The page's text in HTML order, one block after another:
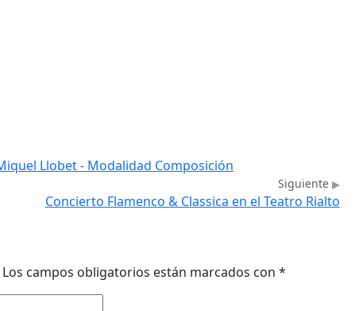
Llobet - Modalidad Composición
Siguiente
Concierto Flamenco & Classica en el Teatro Rialto
Los campos obligatorios están marcados con *